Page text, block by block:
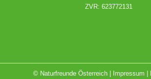
ZVR: 623772131
© Naturfreunde Österreich | Impressum